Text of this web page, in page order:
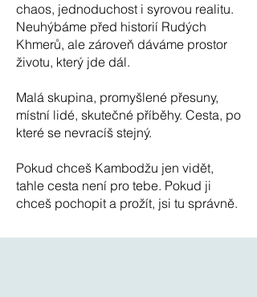
chaos, jednoduchost i syrovou realitu.
Neuhýbáme před historií Rudých
Khmerů, ale zároveň dáváme prostor
životu, který jde dál.
Malá skupina, promyšlené přesuny,
místní lidé, skutečné příběhy. Cesta, po
které se nevracíš stejný.
Pokud chceš Kambodžu jen vidět,
tahle cesta není pro tebe. Pokud ji
chceš pochopit a prožít, jsi tu správně.